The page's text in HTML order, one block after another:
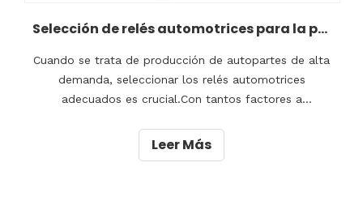
Selección de relés automotrices para la producción de autopartes de alta demanda
Cuando se trata de producción de autopartes de alta
demanda, seleccionar los relés automotrices
adecuados es crucial.Con tantos factores a
impacto significativo en el rendimiento general y la
confiabilidad del vehículo.En este artículo,
Leer Más